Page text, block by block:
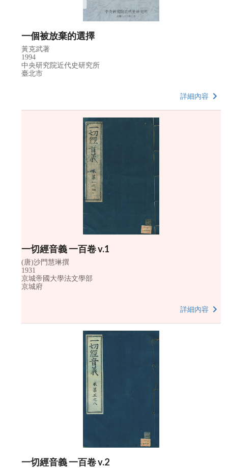
一個被放棄的選擇
黃克武著
1994
中央研究院近代史研究所
臺北市
詳細內容
一切經音義 一百卷 v.1
(唐)沙門慧琳撰
1931
京城帝國大學法文學部
京城府
詳細內容
一切經音義 一百卷 v.2